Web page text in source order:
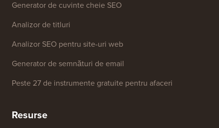
Generator de cuvinte cheie SEO
Analizor de titluri
Analizor SEO pentru site-uri web
Generator de semnături de email
Peste 27 de instrumente gratuite pentru afaceri
Resurse